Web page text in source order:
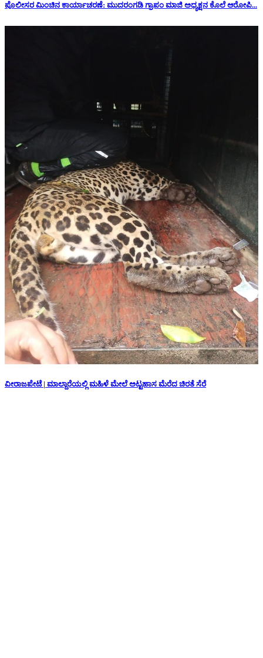
ಪೊಲೀಸರ ಮಿಂಚಿನ ಕಾರ್ಯಾಚರಣೆ: ಮುದರಂಗಡಿ ಗ್ರಾಪಂ ಮಾಜಿ ಅಧ್ಯಕ್ಷನ‌ ಕೊಲೆ ಆರೋಪಿ...
ವೀರಾಜಪೇಟೆ | ಮಾಲ್ದಾರೆಯಲ್ಲಿ ಮಹಿಳೆ ಮೇಲೆ ಅಟ್ಟಹಾಸ ಮೆರೆದ ಚಿರತೆ ಸೆರೆ